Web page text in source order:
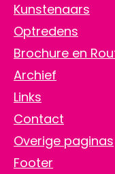
Kunstenaars
Optredens
Brochure en
Archief
Links
Contact
Overige paginas
Footer